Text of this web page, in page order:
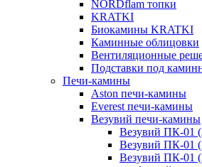
NORDflam топки
KRATKI
Биокамины KRATKI
Каминные облицовки
Вентиляционные
Подставки под
Печи-камины
Aston печи-камины
Everest печи-камины
Везувий печи-камины
Везувий ПК-01
Везувий ПК-01
Везувий ПК-01